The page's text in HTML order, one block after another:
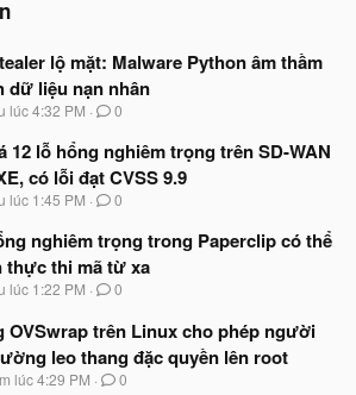
lộ mặt: Malware Python âm thầm
dữ liệu nạn nhân
lúc 4:32 PM 0
12 lỗ hổng nghiêm trọng trên SD-WAN
có lỗi đạt CVSS 9.9
lúc 1:45 PM 0
nghiêm trọng trong Paperclip có thể
thực thi mã từ xa
lúc 1:22 PM 0
OVSwrap trên Linux cho phép người
leo thang đặc quyền lên root
lúc 4:29 PM 0